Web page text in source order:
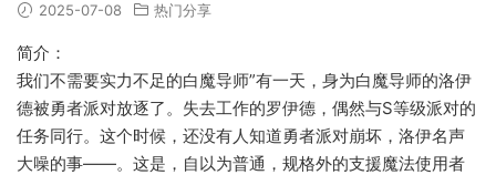
2025-07-08 热门分享
简介：
我们不需要实力不足的白魔导师”有一天，身为白魔导师的洛伊
德被勇者派对放逐了。失去工作的罗伊德，偶然与S等级派对的
任务同行。这个时候，还没有人知道勇者派对崩坏，洛伊名声
大噪的事——。这是，自以为普通，规格外的支援魔法使用者